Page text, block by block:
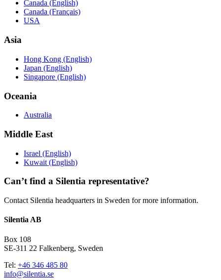
Canada (English)
Canada (Français)
USA
Asia
Hong Kong (English)
Japan (English)
Singapore (English)
Oceania
Australia
Middle East
Israel (English)
Kuwait (English)
Can’t find a Silentia representative?
Contact Silentia headquarters in Sweden for more information.
Silentia AB
Box 108
SE-311 22 Falkenberg, Sweden
Tel: +46 346 485 80
info@silentia.se